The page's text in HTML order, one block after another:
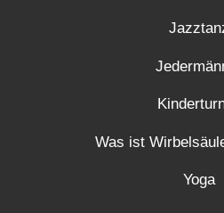
Was ist
Yoga